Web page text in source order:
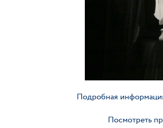
Подробная
Посмотреть